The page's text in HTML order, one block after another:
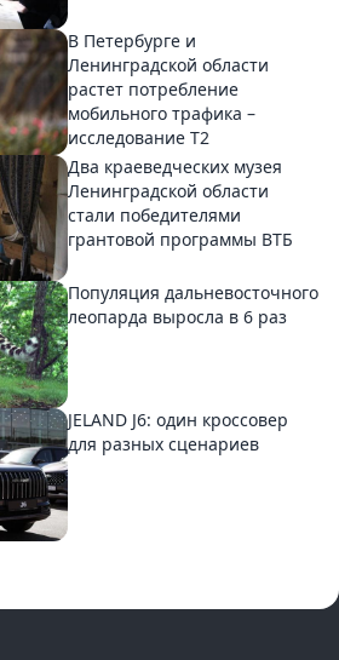
В Петербурге и
Ленинградской области
растет потребление
мобильного трафика –
исследование T2
Два краеведческих музея
Ленинградской области
стали победителями
грантовой программы ВТБ
Популяция дальневосточного
леопарда выросла в 6 раз
JELAND J6: один кроссовер
для разных сценариев